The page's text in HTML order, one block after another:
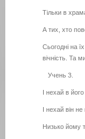
Тільки в
А тих, хто
Сьогодні на
вічність. Та
Учень 3.
І нехай в
І нехай він
Низько йому